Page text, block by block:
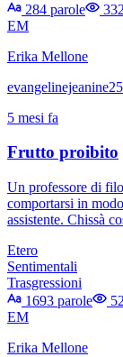
284 parole
332
EM
Erika Mellone
evangelinejeanine25
5 mesi fa
Frutto proibito
Un professore di
comportarsi in
assistente. Chissà
Etero
Sentimentali
Trasgressioni
1693 parole
EM
Erika Mellone